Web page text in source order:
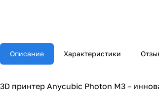
Описание Характеристики
3D принтер Anycubic Photon M3 –